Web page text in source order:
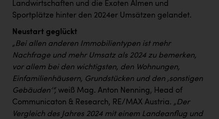
Landwirtschaften und die Exoten Almen und
Sportplätze hinter den 2024er Umsätzen gelandet.
Neustart geglückt
„Bei allen anderen Immobilientypen ist mehr
Nachfrage und mehr Umsatz als 2024 zu bemerken,
vor allem bei den wichtigsten, den Wohnungen,
Einfamilienhäusern, Grundstücken und den ‚sonstigen
Gebäuden‘“, weiß Mag. Anton Nenning, Head of
Communicaton & Research, RE/MAX Austria. „Der
Vergleich des Jahres 2024 mit einem Landeanflug und